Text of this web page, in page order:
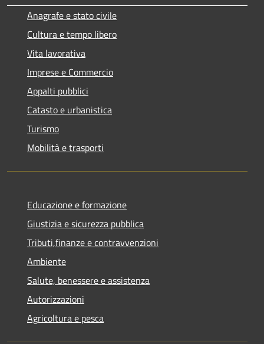
Anagrafe e stato civile
Cultura e tempo libero
Vita lavorativa
Imprese e Commercio
Appalti pubblici
Catasto e urbanistica
Turismo
Mobilità e trasporti
Educazione e formazione
Giustizia e sicurezza pubblica
Tributi,finanze e contravvenzioni
Ambiente
Salute, benessere e assistenza
Autorizzazioni
Agricoltura e pesca